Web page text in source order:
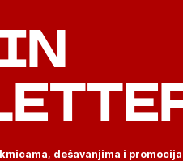
dešavanjima i